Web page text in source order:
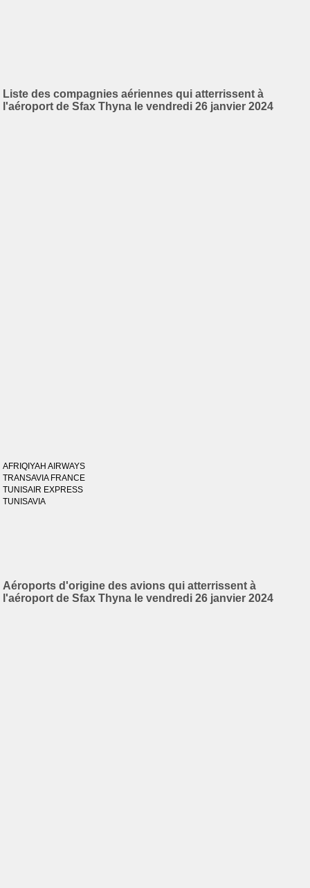
Liste des compagnies aériennes qui atterrissent à
l'aéroport de Sfax Thyna le vendredi 26 janvier 2024
AFRIQIYAH AIRWAYS
TRANSAVIA FRANCE
TUNISAIR EXPRESS
TUNISAVIA
Aéroports d'origine des avions qui atterrissent à
l'aéroport de Sfax Thyna le vendredi 26 janvier 2024